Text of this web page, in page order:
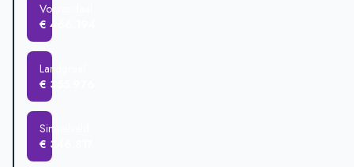
Voerendaal
€ 466.194
Landgraaf
€ 355.976
Simpelveld
€ 346.817